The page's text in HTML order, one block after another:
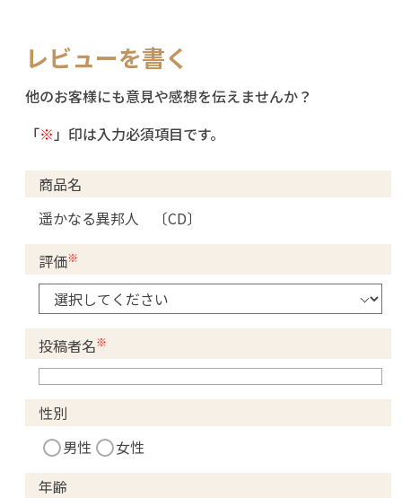
レビューを書く
他のお客様にも意見や感想を伝えませんか？
「※ 」印は入力必須項目です。
商品名
遥かなる異邦人 〔CD〕
評価※
投稿者名※
性別
男性
女性
年齢